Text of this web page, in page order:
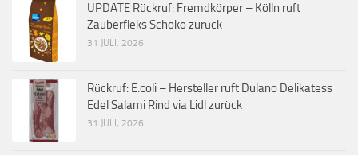
UPDATE Rückruf: Fremdkörper – Kölln ruft
Zauberfleks Schoko zurück
31 JULI, 2026
Rückruf: E.coli – Hersteller ruft Dulano Delikatess
Edel Salami Rind via Lidl zurück
31 JULI, 2026